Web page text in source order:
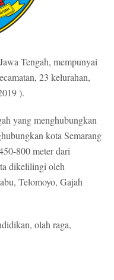
Tengah, mempunyai
23 kelurahan,
).
yang menghubungkan
kota Semarang
800 meter dari
dikelilingi oleh
Telomoyo, Gajah
olah raga,